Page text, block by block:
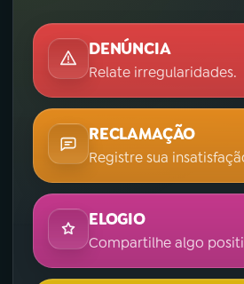
DENÚNCIA
Relate irregularidades.
RECLAMAÇÃO
Registre sua
ELOGIO
Compartilhe algo